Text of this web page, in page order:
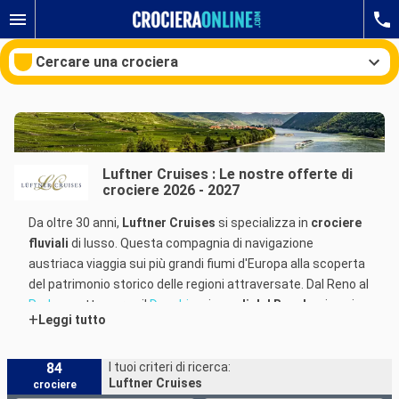
Cercare una crociera
Mesi di partenza
Porti Compagnie
Ricerca
Luftner Cruises : Le nostre offerte di
crociere 2026 - 2027
Da oltre 30 anni, Luftner Cruises si specializza in crociere
fluviali di lusso. Questa compagnia di navigazione
austriaca viaggia sui più grandi fiumi d'Europa alla scoperta
del patrimonio storico delle regioni attraversate. Dal Reno al
Rodano
, attraverso il Danubio o i canali del Benelux
, i suoi
itinerari sono particolarmente vari.
Alla stregua delle compagnieRivages du Monde
CroisiEurope
Luftner Cruisespropone
+ Leggi tutto
84
crociere
I tuoi criteri di ricerca:
Luftner Cruises